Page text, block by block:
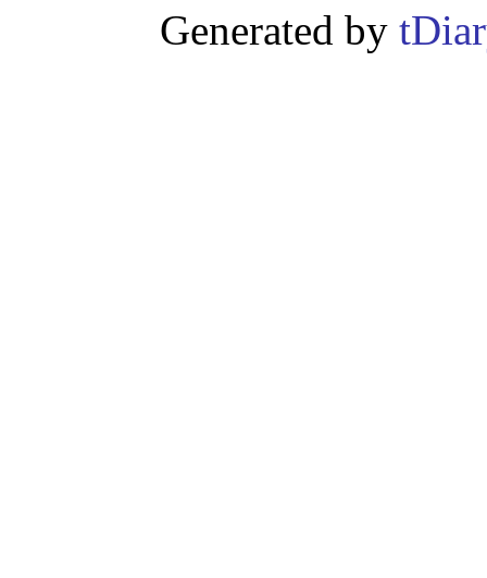
Generated by